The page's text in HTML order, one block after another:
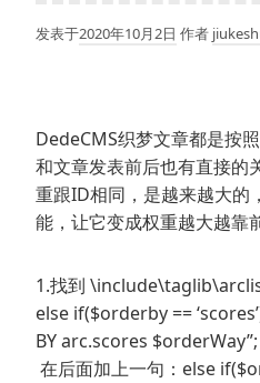
发表于2020年10月2日 作者
DedeCMS织梦文章都是按
和文章发表前后也有直接的
重跟ID相同，是越来越大的
能，让它变成权重越大越靠前
1.找到
else if($orderby ==
BY arc.scores $orderWay”;
在后面加上一句：else